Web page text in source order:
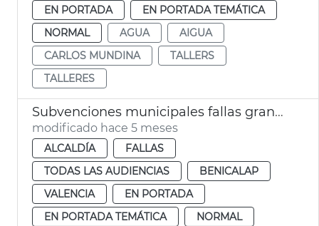
EN PORTADA
EN PORTADA TEMÁTICA
NORMAL
AGUA
AIGUA
CARLOS MUNDINA
TALLERS
TALLERES
Subvenciones municipales fallas grandes e infantiles València
modificado hace 5 meses
ALCALDÍA
FALLAS
TODAS LAS AUDIENCIAS
BENICALAP
VALENCIA
EN PORTADA
EN PORTADA TEMÁTICA
NORMAL